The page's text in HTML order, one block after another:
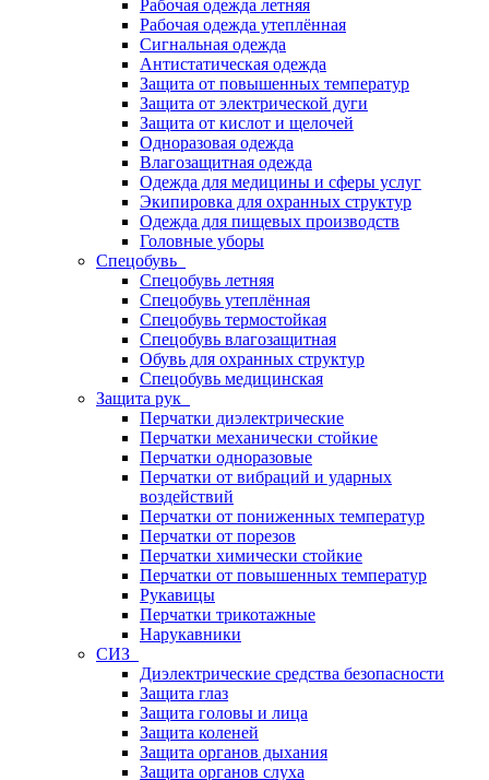
Рабочая одежда летняя
Рабочая одежда утеплённая
Сигнальная одежда
Антистатическая одежда
Защита от повышенных температур
Защита от электрической дуги
Защита от кислот и щелочей
Одноразовая одежда
Влагозащитная одежда
Одежда для медицины и сферы услуг
Экипировка для охранных структур
Одежда для пищевых производств
Головные уборы
Спецобувь
Спецобувь летняя
Спецобувь утеплённая
Спецобувь термостойкая
Спецобувь влагозащитная
Обувь для охранных структур
Спецобувь медицинская
Защита рук
Перчатки диэлектрические
Перчатки механически стойкие
Перчатки одноразовые
Перчатки от вибраций и ударных
воздействий
Перчатки от пониженных температур
Перчатки от порезов
Перчатки химически стойкие
Перчатки от повышенных температур
Рукавицы
Перчатки трикотажные
Нарукавники
СИЗ
Диэлектрические средства безопасности
Защита глаз
Защита головы и лица
Защита коленей
Защита органов дыхания
Защита органов слуха